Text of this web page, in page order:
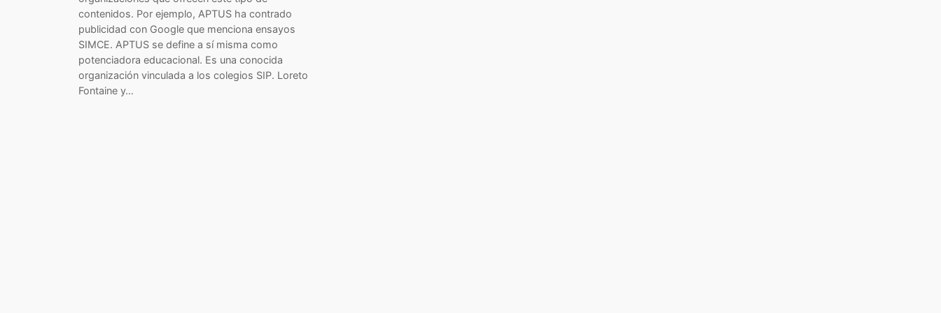
contenidos. Por ejemplo, APTUS ha contrado
publicidad con Google que menciona ensayos
SIMCE. APTUS se define a sí misma como
potenciadora educacional. Es una conocida
organización vinculada a los colegios SIP. Loreto
Fontaine y…